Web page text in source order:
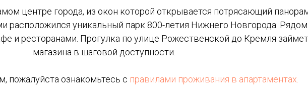
центре города, из окон которой открывается потрясающий
расположился уникальный парк 800-летия Нижнего Новгорода.
и ресторанами. Прогулка по улице Рожественской до Кремля
магазина в шаговой доступности.
пожалуйста ознакомьтесь с правилами проживания в апартаментах.